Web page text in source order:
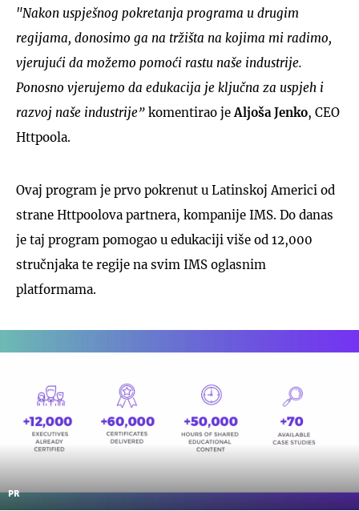
"Nakon uspješnog pokretanja programa u drugim
regijama, donosimo ga na tržišta na kojima mi radimo,
vjerujući da možemo pomoći rastu naše industrije.
Ponosno vjerujemo da edukacija je ključna za uspjeh i
razvoj naše industrije” komentirao jeAljoša Jenko, CEO
Httpoola.
Ovaj program je prvo pokrenut u Latinskoj Americi od
strane Httpoolova partnera, kompanije IMS. Do danas
je taj program pomogao u edukaciji više od 12,000
stručnjaka te regije na svim IMS oglasnim
platformama.
PR